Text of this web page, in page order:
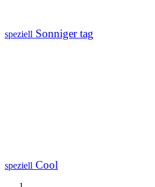
speziell Sonniger tag
speziell Cool